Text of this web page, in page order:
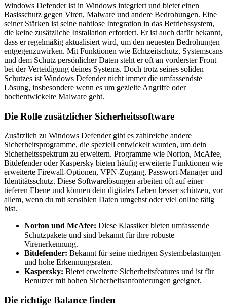
Windows Defender ist in Windows integriert und bietet einen
Basisschutz gegen Viren, Malware und andere Bedrohungen. Eine
seiner Stärken ist seine nahtlose Integration in das Betriebssystem,
die keine zusätzliche Installation erfordert. Er ist auch dafür bekannt,
dass er regelmäßig aktualisiert wird, um den neuesten Bedrohungen
entgegenzuwirken. Mit Funktionen wie Echtzeitschutz, Systemscans
und dem Schutz persönlicher Daten steht er oft an vorderster Front
bei der Verteidigung deines Systems. Doch trotz seines soliden
Schutzes ist Windows Defender nicht immer die umfassendste
Lösung, insbesondere wenn es um gezielte Angriffe oder
hochentwickelte Malware geht.
Die Rolle zusätzlicher Sicherheitssoftware
Zusätzlich zu Windows Defender gibt es zahlreiche andere
Sicherheitsprogramme, die speziell entwickelt wurden, um dein
Sicherheitsspektrum zu erweitern. Programme wie Norton, McAfee,
Bitdefender oder Kaspersky bieten häufig erweiterte Funktionen wie
erweiterte Firewall-Optionen, VPN-Zugang, Passwort-Manager und
Identitätsschutz. Diese Softwarelösungen arbeiten oft auf einer
tieferen Ebene und können dein digitales Leben besser schützen, vor
allem, wenn du mit sensiblen Daten umgehst oder viel online tätig
bist.
Norton und McAfee: Diese Klassiker bieten umfassende
Schutzpakete und sind bekannt für ihre robuste
Virenerkennung.
Bitdefender: Bekannt für seine niedrigen Systembelastungen
und hohe Erkennungsraten.
Kaspersky: Bietet erweiterte Sicherheitsfeatures und ist für
Benutzer mit hohen Sicherheitsanforderungen geeignet.
Die richtige Balance finden